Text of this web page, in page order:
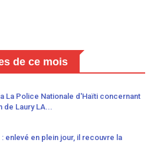
de ce mois
La Police Nationale d'Haïti concernant
de Laury LA...
enlevé en plein jour, il recouvre la